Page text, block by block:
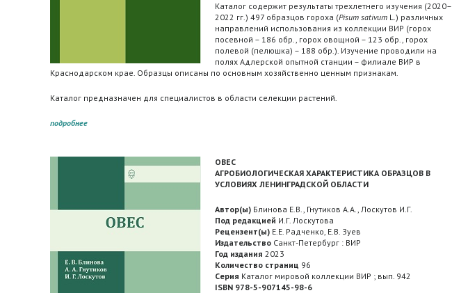
Каталог содержит результаты трехлетнего изучения (2020–
2022 гг.) 497 образцов гороха (Pisum sativum L.) различных
направлений использования из коллекции ВИР (горох
посевной – 186 обр., горох овощной – 123 обр., горох
полевой (пелюшка) – 188 обр.). Изучение проводили на
полях Адлерской опытной станции – филиале ВИР в
Краснодарском крае. Образцы описаны по основным хозяйственно ценным признакам.
Каталог предназначен для специалистов в области селекции растений.
подробнее
ОВЕС
АГРОБИОЛОГИЧЕСКАЯ ХАРАКТЕРИСТИКА ОБРАЗЦОВ В
УСЛОВИЯХ ЛЕНИНГРАДСКОЙ ОБЛАСТИ
Автор(ы) Блинова Е.В., Гнутиков А.А., Лоскутов И.Г.
Под редакцией И.Г. Лоскутова
Рецензент(ы) Е.Е. Радченко, Е.В. Зуев
Издательство Санкт-Петербург : ВИР
Год издания 2023
Количество страниц 96
Серия Каталог мировой коллекции ВИР ; вып. 942
ISBN 978-5-907145-98-6